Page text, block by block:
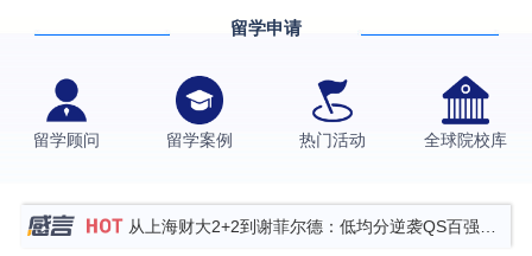
留学申请
留学顾问 留学案例 热门活动 全球院校库
硕士录取
数学背景的他，靠“供应链”故事敲开哥大、宾大之门
专科逆袭伦敦大学学院UCL录取案例解析
从上海财大2+2到谢菲尔德：低均分逆袭QS百强金